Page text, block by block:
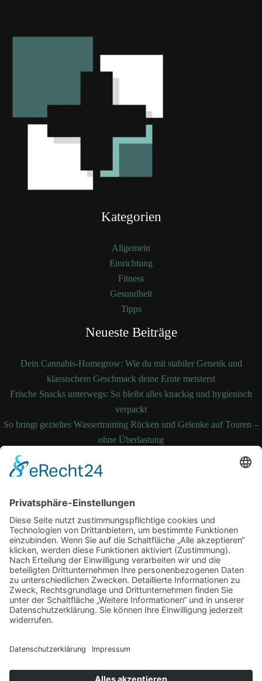
Kategorien
Allgemein
Einrichtung
Fitness
Gesundheit
Tipps
Neueste Beiträge
Dein Cannabis-Homegrow: Wie du mit stabiler Genetik und
klassischem Geschmack deine Ernte meisterst
Frische Snacks unterwegs: So bleibt alles knackig und hygienisch
verpackt
So bringt gezieltes Wassertraining Rücken und Gelenke auf Touren –
ohne Überlastung
So bleibt Ihre Bettdecke auch nach Jahren noch formstabil und
temperaturausgleichend
und durchsetzen
Schlagwörter
Alltag Arbeitsplatz Digital Erkältung Fitness
Gesundheit Grossstadt Hautpflege joggen Kampfkunst
Lauftherapie Mariendistel Menthal Motivation NEM Praxis Sling Trainer
Sport
Stress
Therapie Tipps Training Verein Vitalität Wasserbett Winter